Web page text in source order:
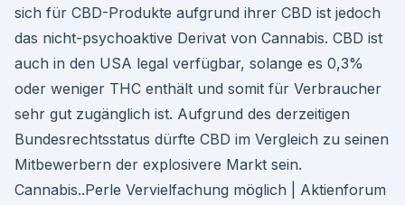
sich für CBD-Produkte aufgrund ihrer CBD ist jedoch
das nicht-psychoaktive Derivat von Cannabis. CBD ist
auch in den USA legal verfügbar, solange es 0,3%
oder weniger THC enthält und somit für Verbraucher
sehr gut zugänglich ist. Aufgrund des derzeitigen
Bundesrechtsstatus dürfte CBD im Vergleich zu seinen
Mitbewerbern der explosivere Markt sein.
Cannabis..Perle Vervielfachung möglich | Aktienforum